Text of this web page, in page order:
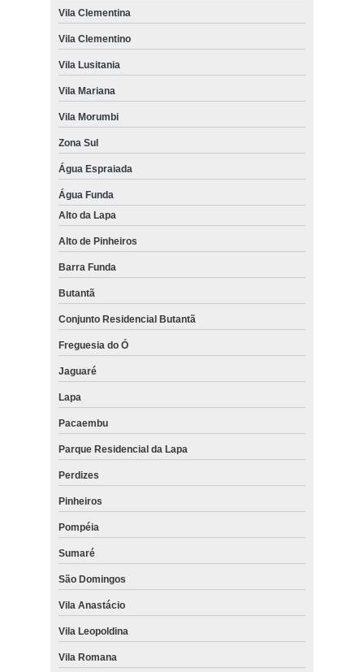
Vila Clementina
Vila Clementino
Vila Lusitania
Vila Mariana
Vila Morumbi
Zona Sul
Água Espraiada
Água Funda
Alto da Lapa
Alto de Pinheiros
Barra Funda
Butantã
Conjunto Residencial Butantã
Freguesia do Ó
Jaguaré
Lapa
Pacaembu
Parque Residencial da Lapa
Perdizes
Pinheiros
Pompéia
Sumaré
São Domingos
Vila Anastácio
Vila Leopoldina
Vila Romana